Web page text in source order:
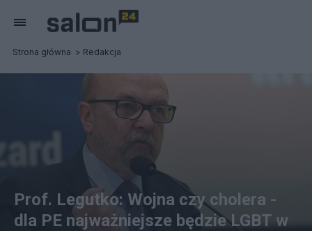
Strona główna Redakcja
Prof. Legutko: Wojna czy cholera -
dla PE najważniejsze będzie LGBT w